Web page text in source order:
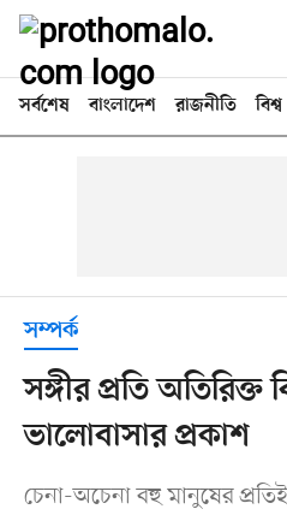
সর্বশেষ বাংলাদেশ রাজনীতি বিশ্ব
সম্পর্ক
সঙ্গীর প্রতি অতিরিক্ত
ভালোবাসার প্রকাশ
চেনা-অচেনা বহু মানুষের